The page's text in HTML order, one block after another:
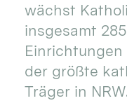
wächst
insgesamt 285
der größte
Träger in